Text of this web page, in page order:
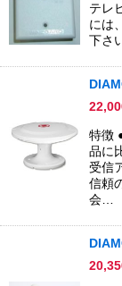
テレ
には
下さ
特徴
品に
受信
信頼
会…